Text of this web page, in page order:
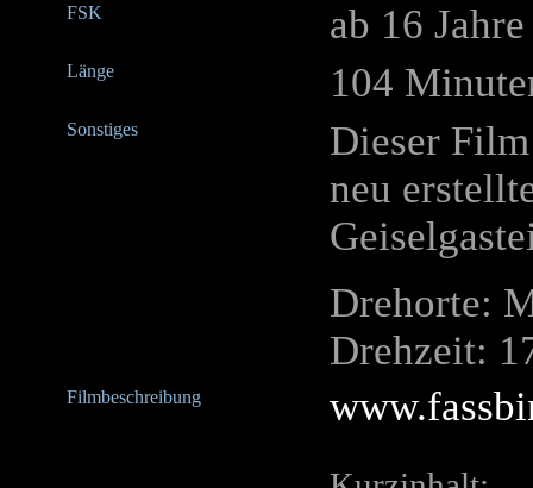
FSK ab 16 Jahre
Länge 104
Sonstiges
Dieser
neu
Drehorte:
Drehzeit:
Filmbeschreibung